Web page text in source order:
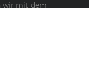
wir mit dem